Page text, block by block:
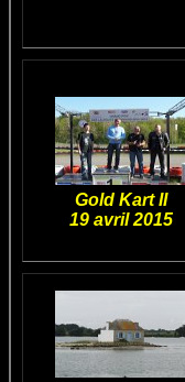
Gold Kart II
19 avril 2015